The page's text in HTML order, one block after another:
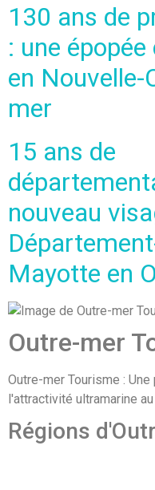
130 ans de
: une
en Nouvelle-
mer
15 ans de
nouveau
Mayotte en
Outre-mer
Outre-mer Tourisme :
l'attractivité ultramarine
Régions